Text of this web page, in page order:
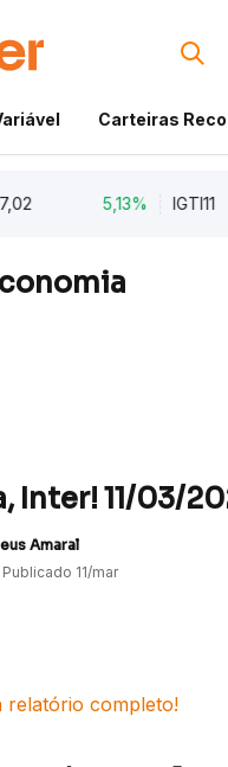
Carteiras
5,13% IGTI11
Inter! 11/03/
Amaral
Publicado 11/mar
relatório completo!